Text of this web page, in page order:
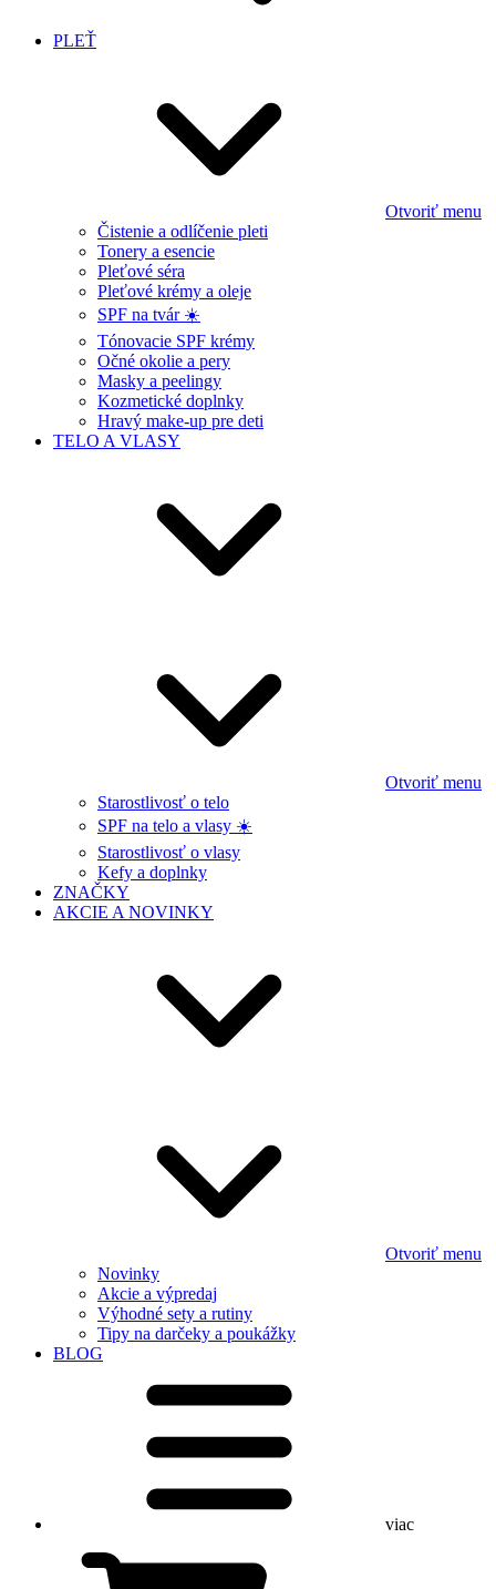
PLEŤ
Otvoriť menu
Čistenie a odlíčenie pleti
Tonery a esencie
Pleťové séra
Pleťové krémy a oleje
SPF na tvár ☀️
Tónovacie SPF krémy
Očné okolie a pery
Masky a peelingy
Kozmetické doplnky
Hravý make-up pre deti
TELO A VLASY
Otvoriť menu
Starostlivosť o telo
SPF na telo a vlasy ☀️
Starostlivosť o vlasy
Kefy a doplnky
ZNAČKY
AKCIE A NOVINKY
Otvoriť menu
Novinky
Akcie a výpredaj
Výhodné sety a rutiny
Tipy na darčeky a poukážky
BLOG
viac